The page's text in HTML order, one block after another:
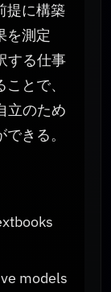
提に構築
を測定
する仕事
とで、
立のため
きる。
models